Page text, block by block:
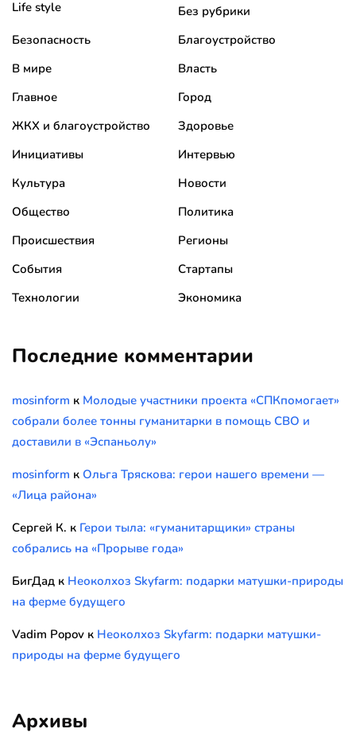
Life style
Без рубрики
Безопасность
Благоустройство
В мире
Власть
Главное
Город
ЖКХ и благоустройство
Здоровье
Инициативы
Интервью
Культура
Новости
Общество
Политика
Происшествия
Регионы
События
Стартапы
Технологии
Экономика
Последние комментарии
mosinform к Молодые участники проекта «СПКпомогает»
собрали более тонны гуманитарки в помощь СВО и
доставили в «Эспаньолу»
mosinform к Ольга Тряскова: герои нашего времени —
«Лица района»
Сергей К. к Герои тыла: «гуманитарщики» страны
собрались на «Прорыве года»
БигДад к Неоколхоз Skyfarm: подарки матушки-природы
на ферме будущего
Vadim Popov к Неоколхоз Skyfarm: подарки матушки-
природы на ферме будущего
Архивы